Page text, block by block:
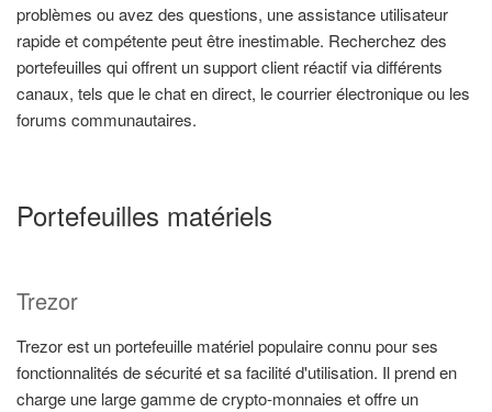
problèmes ou avez des questions, une assistance utilisateur
rapide et compétente peut être inestimable. Recherchez des
portefeuilles qui offrent un support client réactif via différents
canaux, tels que le chat en direct, le courrier électronique ou les
forums communautaires.
Portefeuilles matériels
Trezor
Trezor est un portefeuille matériel populaire connu pour ses
fonctionnalités de sécurité et sa facilité d'utilisation. Il prend en
charge une large gamme de crypto-monnaies et offre un